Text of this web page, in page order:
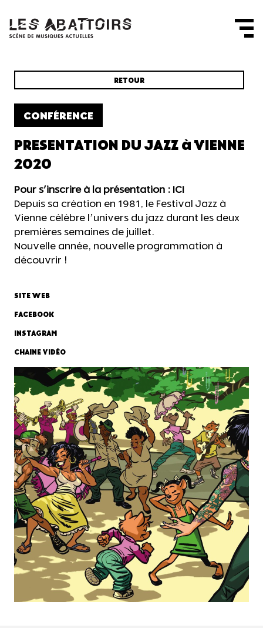
RETOUR
CONFÉRENCE
PRESENTATION DU JAZZ à VIENNE
2020
Pour s'inscrire à la présentation : ICI
Depuis sa création en 1981, le Festival Jazz à
Vienne célèbre l’univers du jazz durant les deux
premières semaines de juillet.
Nouvelle année, nouvelle programmation à
découvrir !
SITE WEB
FACEBOOK
INSTAGRAM
CHAINE VIDÉO